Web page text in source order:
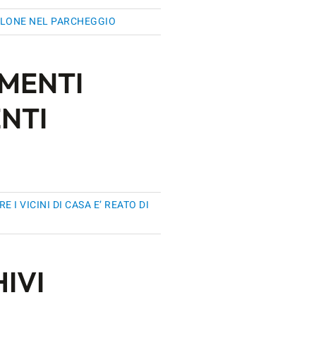
NEL PARCHEGGIO
I VICINI DI CASA E’ REATO DI